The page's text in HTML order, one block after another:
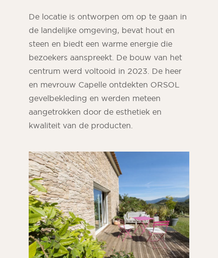
De locatie is ontworpen om op te gaan in
de landelijke omgeving, bevat hout en
steen en biedt een warme energie die
bezoekers aanspreekt. De bouw van het
centrum werd voltooid in 2023. De heer
en mevrouw Capelle ontdekten ORSOL
gevelbekleding en werden meteen
aangetrokken door de esthetiek en
kwaliteit van de producten.